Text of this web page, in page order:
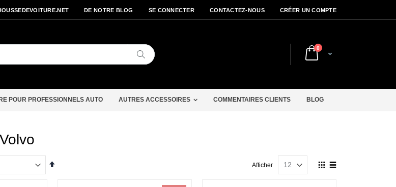
DE NOTRE BLOG SE CONNECTER CONTACTEZ-NOUS CRÉER UN COMPTE
Cart
0articles
Chercher
POUR PROFESSIONNELS AUTO AUTRES ACCESSOIRES COMMENTAIRES CLIENTS BLOG
Afficher
en
Afficher